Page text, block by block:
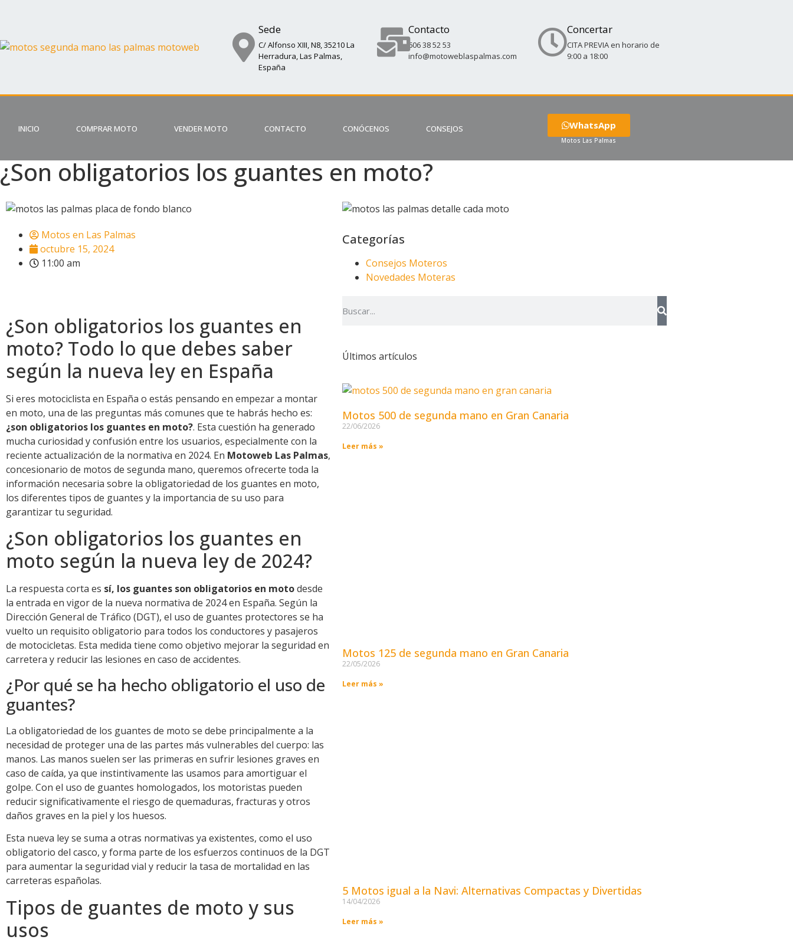
Sede
C/ Alfonso XIII, N8, 35210 La
Herradura, Las Palmas,
España
Contacto
606 38 52 53
info@motoweblaspalmas.com
Concertar
CITA PREVIA en horario de
9:00 a 18:00
INICIO COMPRAR MOTO VENDER MOTO CONTACTO CONÓCENOS CONSEJOS WhatsApp
Motos Las Palmas
¿Son obligatorios los guantes en moto?
Motos en Las Palmas
octubre 15, 2024
11:00 am
¿Son obligatorios los guantes en
moto? Todo lo que debes saber
según la nueva ley en España
Si eres motociclista en España o estás pensando en empezar a montar
en moto, una de las preguntas más comunes que te habrás hecho es:
¿son obligatorios los guantes en moto?. Esta cuestión ha generado
mucha curiosidad y confusión entre los usuarios, especialmente con la
reciente actualización de la normativa en 2024. En Motoweb Las Palmas,
concesionario de motos de segunda mano, queremos ofrecerte toda la
información necesaria sobre la obligatoriedad de los guantes en moto,
los diferentes tipos de guantes y la importancia de su uso para
garantizar tu seguridad.
¿Son obligatorios los guantes en
moto según la nueva ley de 2024?
La respuesta corta es sí, los guantes son obligatorios en motodesde
la entrada en vigor de la nueva normativa de 2024 en España. Según la
Dirección General de Tráfico (DGT), el uso de guantes protectores se ha
vuelto un requisito obligatorio para todos los conductores y pasajeros
de motocicletas. Esta medida tiene como objetivo mejorar la seguridad en
carretera y reducir las lesiones en caso de accidentes.
¿Por qué se ha hecho obligatorio el uso de
guantes?
La obligatoriedad de los guantes de moto se debe principalmente a la
necesidad de proteger una de las partes más vulnerables del cuerpo: las
manos. Las manos suelen ser las primeras en sufrir lesiones graves en
caso de caída, ya que instintivamente las usamos para amortiguar el
golpe. Con el uso de guantes homologados, los motoristas pueden
reducir significativamente el riesgo de quemaduras, fracturas y otros
daños graves en la piel y los huesos.
Esta nueva ley se suma a otras normativas ya existentes, como el uso
obligatorio del casco, y forma parte de los esfuerzos continuos de la DGT
para aumentar la seguridad vial y reducir la tasa de mortalidad en las
carreteras españolas.
Tipos de guantes de moto y sus
usos
Categorías
Consejos Moteros
Novedades Moteras
Últimos artículos
Motos 500 de segunda mano en Gran Canaria
22/06/2026
Leer más »
Motos 125 de segunda mano en Gran Canaria
22/05/2026
Leer más »
5 Motos igual a la Navi: Alternativas Compactas y Divertidas
14/04/2026
Leer más »